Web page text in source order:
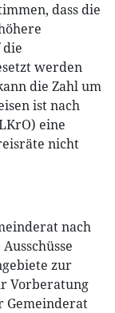
dass die
werden
die Zahl um
ist nach
eine
nicht
nach
zur
Vorberatung
Gemeinderat